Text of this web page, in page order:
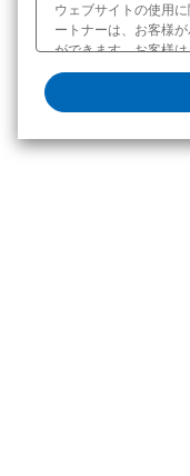
ウェブサイトの使用
ートナーは、お客様
ができます。お客様
ます。オプトアウト
クッキーポリシー